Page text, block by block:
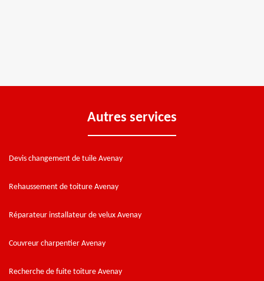
Autres services
Devis changement de tuile Avenay
Rehaussement de toiture Avenay
Réparateur installateur de velux Avenay
Couvreur charpentier Avenay
Recherche de fuite toiture Avenay